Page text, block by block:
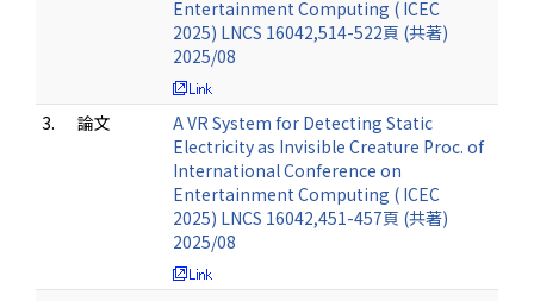
Entertainment Computing ( ICEC
2025) LNCS 16042,514-522頁 (共著)
2025/08
3. 論文
A VR System for Detecting Static
Electricity as Invisible Creature Proc. of
International Conference on
Entertainment Computing ( ICEC
2025) LNCS 16042,451-457頁 (共著)
2025/08